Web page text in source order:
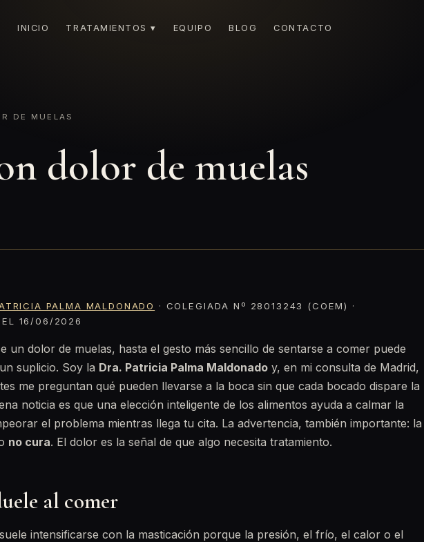
INICIO TRATAMIENTOS ▾ EQUIPO BLOG CONTACTO
DE MUELAS
dolor de muelas
PALMA MALDONADO
· COLEGIADA Nº 28013243 (COEM) ·
EL 16/06/2026
un dolor de muelas, hasta el gesto más sencillo de sentarse a comer puede
suplicio. Soy la Dra. Patricia Palma Maldonado y, en mi consulta de Madrid,
me preguntan qué pueden llevarse a la boca sin que cada bocado dispare la
noticia es que una elección inteligente de los alimentos ayuda a calmar la
el problema mientras llega tu cita. La advertencia, también importante: la
no cura. El dolor es la señal de que algo necesita tratamiento.
al comer
intensificarse con la masticación porque la presión, el frío, el calor o el